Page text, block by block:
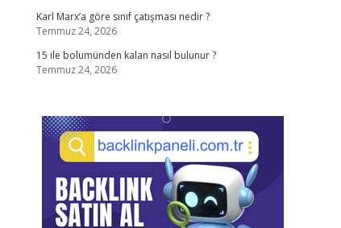
Karl Marx’a göre sınıf çatışması nedir ?
Temmuz 24, 2026
15 ile bolumünden kalan nasıl bulunur ?
Temmuz 24, 2026